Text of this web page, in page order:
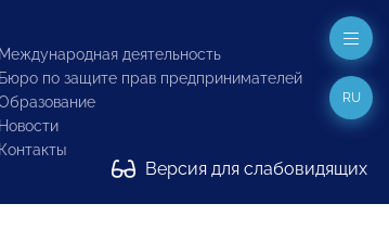
Международная деятельность
Бюро по защите прав предпринимателей
Новости
Контакты
Версия для слабовидящих
RU